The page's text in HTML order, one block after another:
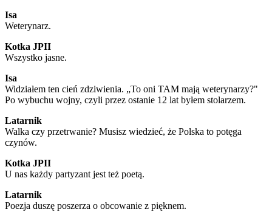
Isa
Weterynarz.
Kotka JPII
Wszystko jasne.
Isa
Widziałem ten cień zdziwienia. „To oni TAM mają weterynarzy?"
Po wybuchu wojny, czyli przez ostanie 12 lat byłem stolarzem.
Latarnik
Walka czy przetrwanie? Musisz wiedzieć, że Polska to potęga
czynów.
Kotka JPII
U nas każdy partyzant jest też poetą.
Latarnik
Poezja duszę poszerza o obcowanie z pięknem.